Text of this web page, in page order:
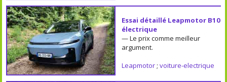
Essai détaillé Leapmotor B10
électrique
— Le prix comme meilleur
argument.
Leapmotor; voiture-electrique